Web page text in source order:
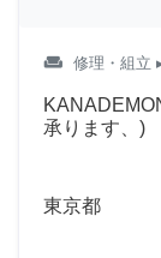
weekend 修理・組立
承ります、)
東京都